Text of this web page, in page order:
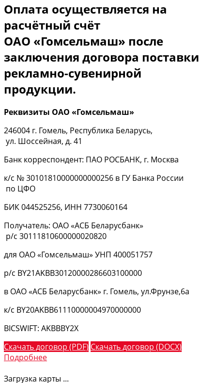
Оплата осуществляется на
расчётный счёт
ОАО «Гомсельмаш» после
заключения договора поставки
рекламно-сувенирной
продукции.
Реквизиты ОАО «Гомсельмаш»
246004 г. Гомель, Республика Беларусь,
ул. Шоссейная, д. 41
Банк корреспондент: ПАО РОСБАНК, г. Москва
к/с № 30101810000000000256 в ГУ Банка России
по ЦФО
БИК 044525256, ИНН 7730060164
Получатель: ОАО «АСБ Беларусбанк»
р/с 30111810600000020820
для ОАО «Гомсельмаш» УНП 400051757
р/с BY21AKBB30120000286603100000
в ОАО «АСБ Беларусбанк» г. Гомель, ул.Фрунзе,6а
к/с BY20AKBB61110000004970000000
BICSWIFT: AKBBBY2X
Скачать договор (PDF) Скачать договор (DOCX)
Подробнее
Загрузка карты ...